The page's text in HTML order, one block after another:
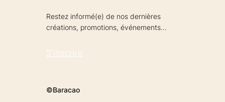
Restez informé(e) de nos dernières
créations, promotions, événements…
S’inscrire
©Baracao